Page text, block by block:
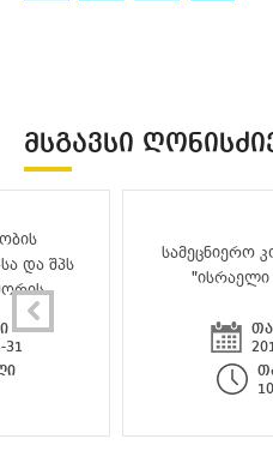
ᲛᲡᲒᲐᲕᲡᲘ
და შპს
31
სამეცნიერო